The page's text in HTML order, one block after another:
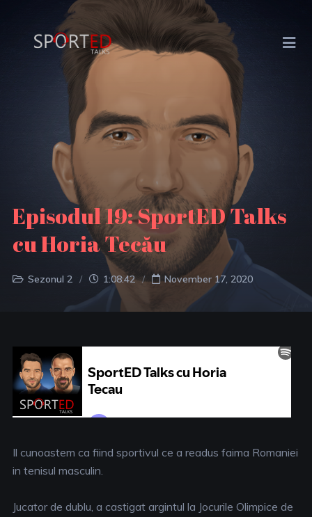
Episodul 19: SportED Talks
cu Horia Tecău
Sezonul 2 1:08:42 November 17, 2020
Il cunoastem ca fiind sportivul ce a readus faima Romaniei
in tenisul masculin.
Jucator de dublu, a castigat argintul la Jocurile Olimpice de